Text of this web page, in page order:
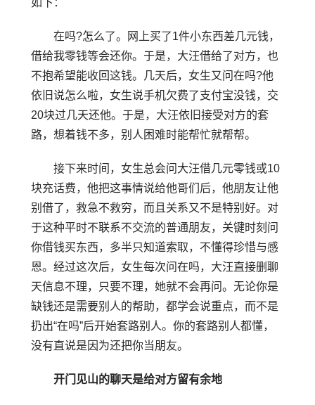
如下：
在吗?怎么了。网上买了1件小东西差几元钱，
借给我零钱等会还你。于是，大汪借给了对方，也
不抱希望能收回这钱。几天后，女生又问在吗?他
依旧说怎么啦，女生说手机欠费了支付宝没钱，交
20块过几天还他。于是，大汪依旧接受对方的套
路，想着钱不多，别人困难时能帮忙就帮帮。
接下来时间，女生总会问大汪借几元零钱或10
块充话费，他把这事情说给他哥们后，他朋友让他
别借了，救急不救穷，而且关系又不是特别好。对
于这种平时不联系不交流的普通朋友，关键时刻问
你借钱买东西，多半只知道索取，不懂得珍惜与感
恩。经过这次后，女生每次问在吗，大汪直接删聊
天信息不理，只要不理，她就不会再问。无论你是
缺钱还是需要别人的帮助，都学会说重点，而不是
扔出“在吗”后开始套路别人。你的套路别人都懂，
没有直说是因为还把你当朋友。
开门见山的聊天是给对方留有余地